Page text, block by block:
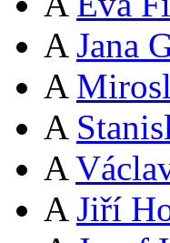
A Jana
A
A
A
A Jiří